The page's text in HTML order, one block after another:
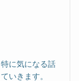
に気になる話
いきます。